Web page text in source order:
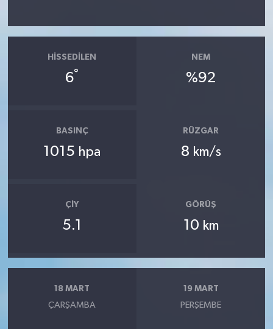
HISSEDILEN
6°
NEM
%92
BASINÇ
1015 hpa
RÜZGAR
8 km/s
ÇIY
5.1
GÖRÜŞ
10 km
18 MART
ÇARŞAMBA
19 MART
PERŞEMBE